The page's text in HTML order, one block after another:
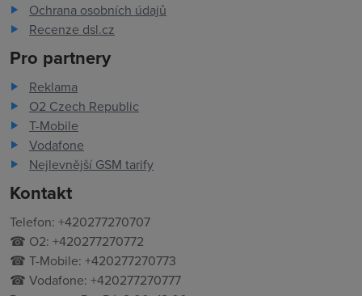
Ochrana osobních údajů
Recenze dsl.cz
Pro partnery
Reklama
O2 Czech Republic
T-Mobile
Vodafone
Nejlevnější GSM tarify
Kontakt
Telefon: +420277270707
☎ O2: +420277270772
☎ T-Mobile: +420277270773
☎ Vodafone: +420277270777